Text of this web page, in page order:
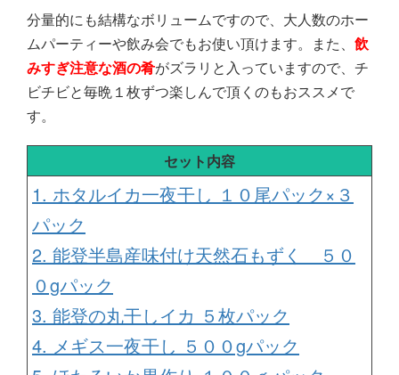
分量的にも結構なボリュームですので、大人数のホー
ムパーティーや飲み会でもお使い頂けます。また、 飲
みすぎ注意な酒の肴がズラリと入っていますので、チ
ビチビと毎晩１枚ずつ楽しんで頂くのもおススメで
す。
セット内容
1. ホタルイカ一夜干し １０尾パック×３
パック
2. 能登半島産味付け天然石もずく ５０
０gパック
3. 能登の丸干しイカ ５枚パック
4. メギス一夜干し ５００gパック